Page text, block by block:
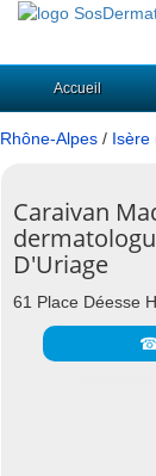
Accueil
Rhône-Alpes / Isère
Caraivan
D'Uriage
61 Place Déesse
☎